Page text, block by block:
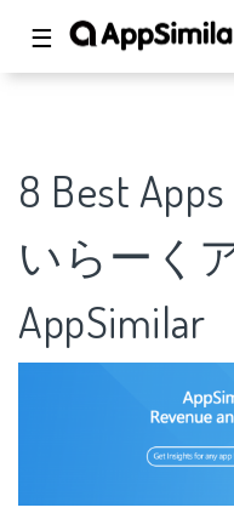
☰
8 Best
いらーく
AppSimilar